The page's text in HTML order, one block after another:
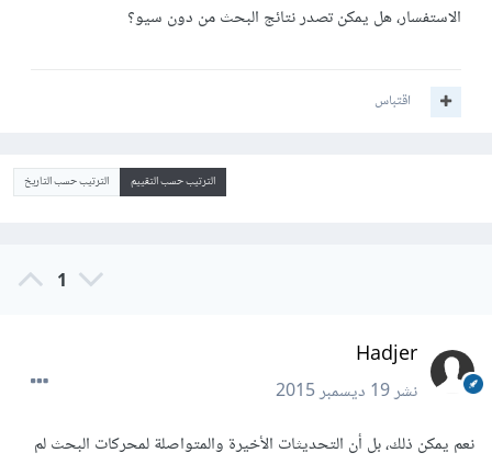
الاستفسار، هل يمكن تصدر نتائج البحث من دون سيو؟
اقتباس
الترتيب حسب التقييم الترتيب حسب التاريخ
1
Hadjer
نشر19 ديسمبر 2015
نعم يمكن ذلك، بل أن التحديثات الأخيرة والمتواصلة لمحركات البحث لم